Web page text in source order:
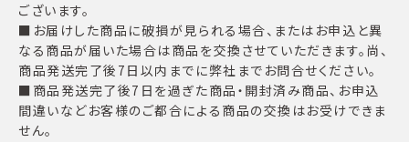
ございます。
■お届けした商品に破損が見られる場合、またはお申込と異
なる商品が届いた場合は商品を交換させていただきます。尚、
商品発送完了後7日以内までに弊社までお問合せください。
■商品発送完了後7日を過ぎた商品・開封済み商品、お申込
間違いなどお客様のご都合による商品の交換はお受けできま
せん。